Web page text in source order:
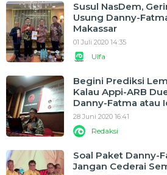
Susul NasDem,
Usung Danny-
Makassar
01 Juli 2020 14:35
Ulfa
Begini Prediksi
Kalau Appi-ARB
Danny-Fatma atau
28 Juni 2020 16:41
Redaksi
Soal Paket Danny-
Jangan Cederai